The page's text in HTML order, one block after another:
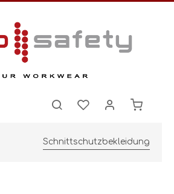
Schnittschutzbekleidung